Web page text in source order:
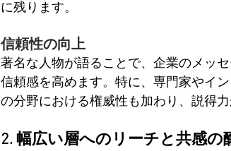
に残ります。
信頼性の向上
著名な人物が語ることで、企業のメッ
信頼感を高めます。特に、専門家やイ
の分野における権威性も加わり、説得力
2. 幅広い層へのリーチと共感の